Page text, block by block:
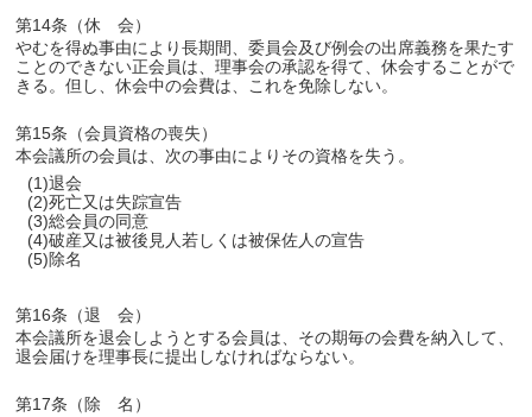
第14条（休 会）
やむを得ぬ事由により長期間、委員会及び例会の出席義務を果たす
ことのできない正会員は、理事会の承認を得て、休会することがで
きる。但し、休会中の会費は、これを免除しない。
第15条（会員資格の喪失）
本会議所の会員は、次の事由によりその資格を失う。
(1)退会
(2)死亡又は失踪宣告
(3)総会員の同意
(4)破産又は被後見人若しくは被保佐人の宣告
(5)除名
第16条（退 会）
本会議所を退会しようとする会員は、その期毎の会費を納入して、
退会届けを理事長に提出しなければならない。
第17条（除 名）